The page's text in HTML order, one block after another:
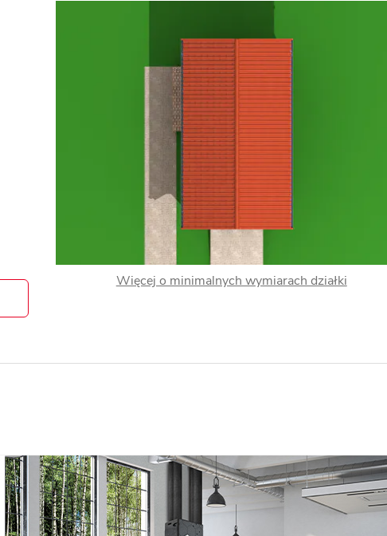
Więcej o minimalnych wymiarach działki